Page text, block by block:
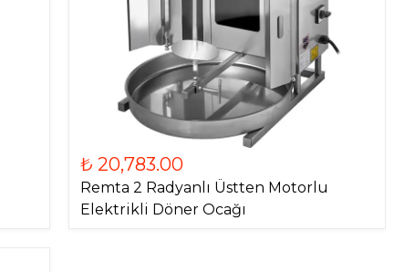
₺ 20,783.00
Remta 2 Radyanlı Üstten Motorlu
Elektrikli Döner Ocağı